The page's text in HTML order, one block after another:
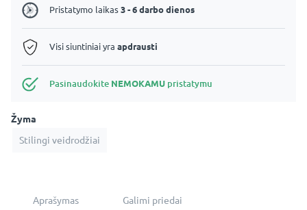
Pristatymo laikas 3 - 6 darbo dienos
Visi siuntiniai yra apdrausti
Pasinaudokite NEMOKAMU pristatymu
Žyma
Stilingi veidrodžiai
Aprašymas Galimi priedai